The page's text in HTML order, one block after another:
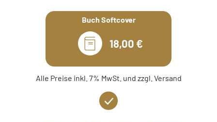
Buch Softcover
18,00 €
Alle Preise inkl. 7% MwSt. und zzgl. Versand